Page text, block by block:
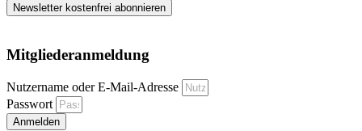
Newsletter kostenfrei abonnieren
Mitgliederanmeldung
Nutzername oder E-Mail-Adresse
Passwort
Anmelden